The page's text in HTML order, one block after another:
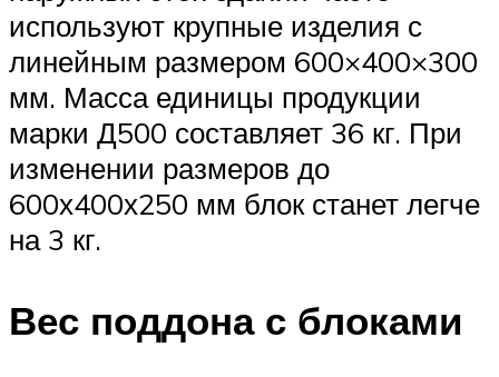
используют крупные изделия с
линейным размером 600×400×300
мм. Масса единицы продукции
марки Д500 составляет 36 кг. При
изменении размеров до
600х400х250 мм блок станет легче
на 3 кг.
Вес поддона с блоками